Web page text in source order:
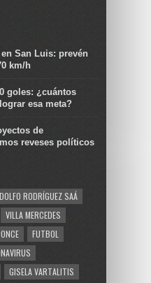
San Luis: prevén
km/h
goles: ¿cuántos
esa meta?
de
reveses políticos
RODRÍGUEZ SAÁ
VILLA MERCEDES
FUTBOL
GISELA VARTALITIS